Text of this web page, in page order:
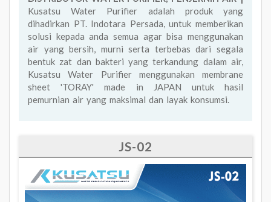
Kusatsu Water Purifier adalah produk yang
dihadirkan PT. Indotara Persada, untuk memberikan
solusi kepada anda semua agar bisa menggunakan
air yang bersih, murni serta terbebas dari segala
bentuk zat dan bakteri yang terkandung dalam air,
Kusatsu Water Purifier menggunakan membrane
sheet 'TORAY' made in JAPAN untuk hasil
pemurnian air yang maksimal dan layak konsumsi.
JS-02